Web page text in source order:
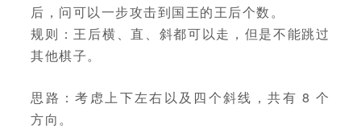
后，问可以一步攻击到国王的王后个数。
规则：王后横、直、斜都可以走，但是不能跳过
其他棋子。
思路：考虑上下左右以及四个斜线，共有 8 个
方向。